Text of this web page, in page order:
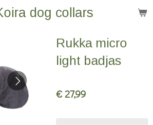
dog collars
Rukka micro
light badjas
€ 27,99